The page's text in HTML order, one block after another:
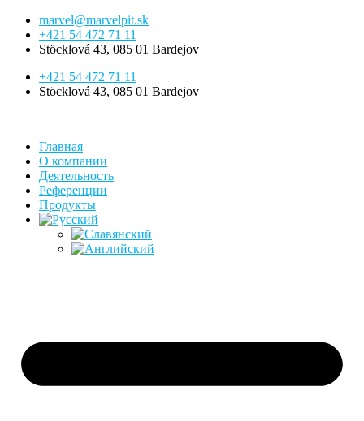
Перейти
содержимому
marvel@marvelpit.sk
+421 54 472 71 11
Stöcklová 43, 085 01 Bardejov
+421 54 472 71 11
Stöcklová 43, 085 01 Bardejov
Главная
О компании
Деятельность
Референции
Продукты